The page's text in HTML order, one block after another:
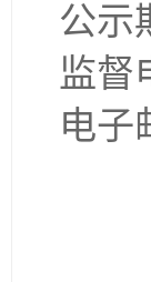
公示
监督
电子